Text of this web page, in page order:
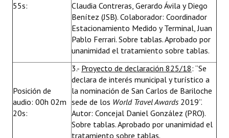
55s:
Claudia Contreras, Gerardo Ávila y Diego
Benítez (JSB). Colaborador: Coordinador
Estacionamiento Medido y Terminal, Juan
Pablo Ferrari. Sobre tablas. Aprobado por
unanimidad el tratamiento sobre tablas.
Posición de
audio: 00h 02m
20s:
3.- Proyecto de declaración 825/18: “Se
declara de interés municipal y turístico a
la nominación de San Carlos de Bariloche
sede de los World Travel Awards 2019”.
Autor: Concejal Daniel González (PRO).
Sobre tablas. Aprobado por unanimidad el
tratamiento sobre tablas.